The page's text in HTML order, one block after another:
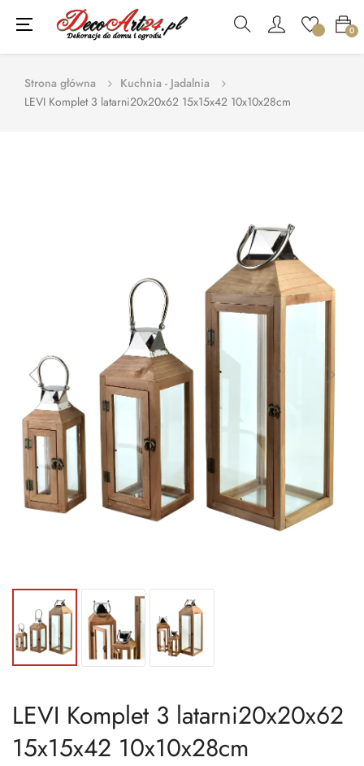
0
Toggle
navigation
☰
Strona główna
Kuchnia - Jadalnia
LEVI Komplet 3 latarni20x20x62 15x15x42 10x10x28cm
LEVI Komplet 3 latarni20x20x62
15x15x42 10x10x28cm